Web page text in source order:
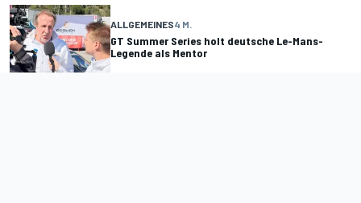
ALLGEMEINES4 M.
GT Summer Series holt deutsche Le-Mans-
Legende als Mentor